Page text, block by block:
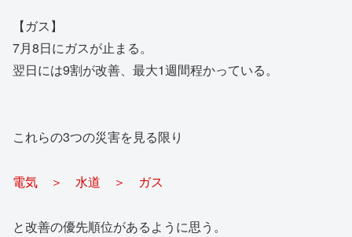
【ガス】
7月8日にガスが止まる。
翌日には9割が改善、最大1週間程かっている。
これらの3つの災害を見る限り
電気 ＞ 水道 ＞ ガス
と改善の優先順位があるように思う。